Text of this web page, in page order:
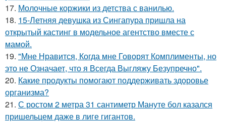
17. Молочные коржики из детства с ванилью.
18. 15-Летняя девушка из Сингапура пришла на
открытый кастинг в модельное агентство вместе с
мамой.
19. "Мне Нравится, Когда мне Говорят Комплименты, но
это не Означает, что я Всегда Выгляжу Безупречно".
20. Какие продукты помогают поддерживать здоровье
организма?
21. С ростом 2 метра 31 сантиметр Мануте бол казался
пришельцем даже в лиге гигантов.